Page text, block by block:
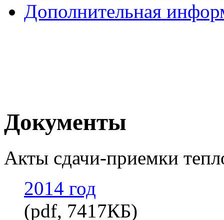
Дополнительная
Документы
Акты сдачи-приемки
2014 год
(pdf, 7417КБ)